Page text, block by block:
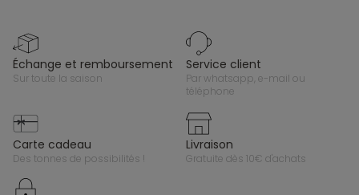
échange et remboursement
sur toute la saison
service client
par whatsapp, e-mail ou
téléphone
carte cadeau
des tonnes de possibilités !
livraison
gratuite dès 10€ d'achats